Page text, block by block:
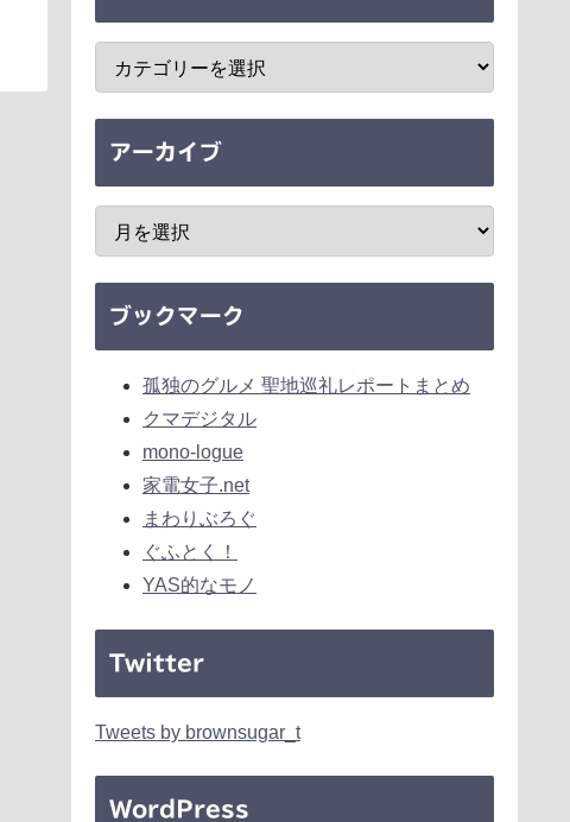
アーカイブ
ブックマーク
孤独のグルメ 聖地巡礼レポートまとめ
クマデジタル
mono-logue
家電女子.net
まわりぶろぐ
ぐふとく！
YAS的なモノ
Twitter
Tweets by brownsugar_t
WordPress